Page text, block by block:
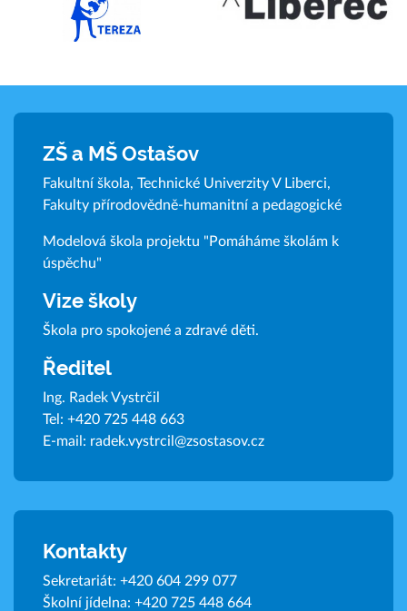
ZŠ a MŠ Ostašov
Fakultní škola, Technické Univerzity V Liberci,
Fakulty přírodovědně-humanitní a pedagogické
Modelová škola projektu "Pomáháme školám k
úspěchu"
Vize školy
Škola pro spokojené a zdravé děti.
Ředitel
Ing. Radek Vystrčil
Tel: +420 725 448 663
E-mail: radek.vystrcil@zsostasov.cz
Kontakty
Sekretariát: +420 604 299 077
Školní jídelna: +420 725 448 664